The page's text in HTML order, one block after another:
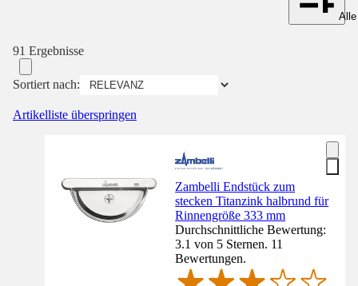
91 Ergebnisse
Sortiert nach:
Artikelliste überspringen
Zambelli Endstück zum
stecken Titanzink halbrund für
Rinnengröße 333 mm
Durchschnittliche Bewertung:
3.1 von 5 Sternen. 11
Bewertungen.